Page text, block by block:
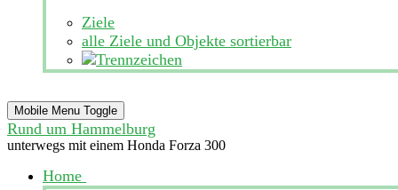
Ziele
alle Ziele und Objekte sortierbar
Mobile Menu Toggle
Rund um Hammelburg
unterwegs mit einem Honda Forza 300
Home